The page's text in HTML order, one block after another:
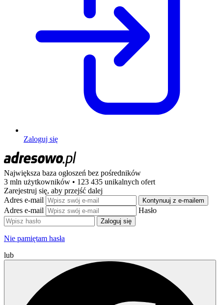
Zaloguj się
Największa baza ogłoszeń bez pośredników
3 mln użytkowników • 123 435 unikalnych ofert
Zarejestruj się, aby przejść dalej
Adres e-mail
Kontynuuj z e-mailem
Adres e-mail Hasło
Zaloguj się
Nie pamiętam hasła
lub